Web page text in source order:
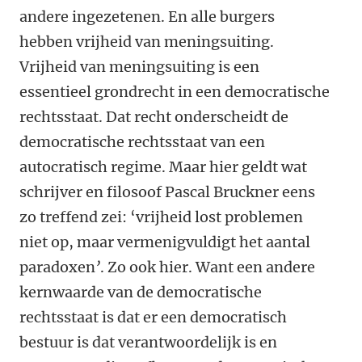
andere ingezetenen. En alle burgers
hebben vrijheid van meningsuiting.
Vrijheid van meningsuiting is een
essentieel grondrecht in een democratische
rechtsstaat. Dat recht onderscheidt de
democratische rechtsstaat van een
autocratisch regime. Maar hier geldt wat
schrijver en filosoof Pascal Bruckner eens
zo treffend zei: ‘vrijheid lost problemen
niet op, maar vermenigvuldigt het aantal
paradoxen’. Zo ook hier. Want een andere
kernwaarde van de democratische
rechtsstaat is dat er een democratisch
bestuur is dat verantwoordelijk is en